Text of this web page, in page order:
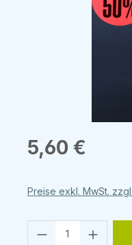
Regulärer Preis:
5,60 €
Preise exkl. MwSt.
Produkt